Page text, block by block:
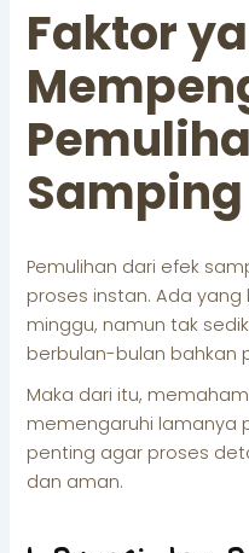
Faktor
Pemulihan dari efek
proses instan. Ada
minggu, namun tak
berbulan-bulan bahkan
Maka dari itu,
memengaruhi lamanya
penting agar proses
dan aman.